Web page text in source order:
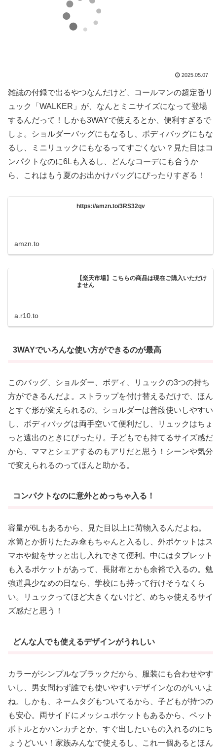
2025.05.07
雑誌の付録で出るやつなんだけど、コールマンの超定番リ
ュック「WALKER」が、なんとミニサイズになって登場
するんだって！しかも3WAYで使えるとか、便利すぎるで
しょ。ショルダーバッグにもなるし、ボディバッグにもな
るし、ミニリュックにもなるってすごくない？見た目はコ
ンパクトなのに6Lも入るし、どんなコーデにも合うか
ら、これはもう夏のお出かけバッグにぴったりすぎる！
https://amzn.to/3RS32qv
amzn.to
【楽天市場】こちらの商品は現在ご購入いただけ
ません
a.r10.to
3WAYでいろんな使い方ができるのが最高
このバッグ、ショルダー、ボディ、リュックの3つの持ち
方ができるんだよ。ストラップを付け替えるだけで、ほん
とすぐ形が変えられるの。ショルダーは普段使いしやすい
し、ボディバッグは両手空いて便利だし、リュックはちょ
っと遠出のときにぴったり。子どもでも持てるサイズ感だ
から、ママとシェアするのもアリだと思う！シーンや気分
で変えられるのってほんと助かる。
コンパクトなのに意外とめっちゃ入る！
容量が6Lもあるから、見た目以上に荷物入るんだよね。
水筒とか折りたたみ傘もちゃんと入るし、外ポケットはス
マホや鍵をサッと出し入れできて便利。中にはタブレット
も入るポケットがあって、長財布とかも余裕で入るの。勉
強道具少なめの日なら、学校にも持って行けそうなくら
い。リュックってほど大きくないけど、めちゃ使えるサイ
ズ感だと思う！
どんな人でも使えるデザインがうれしい
カラーがシンプルなブラックだから、服装にも合わせやす
いし、男女問わず誰でも使いやすいデザインなのがいいよ
ね。しかも、ネームタグもついてるから、子どもが持つの
も安心。両サイドにメッシュポケットもあるから、ペット
ボトルとかハンカチとか、すぐ出したいもの入れるのにち
ょうどいい！家族みんなで使えるし、これ一個あるとほん